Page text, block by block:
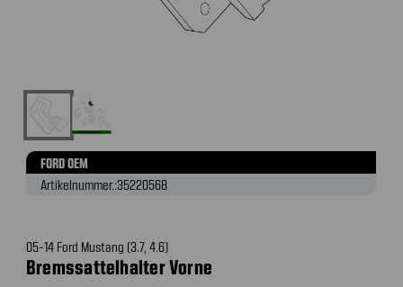
FORD OEM
Artikelnummer.:35220568
05-14 Ford Mustang (3.7, 4.6)
Bremssattelhalter Vorne